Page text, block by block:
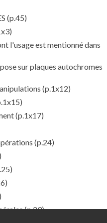
(p.45)
l'usage est mentionné dans
sur plaques autochromes
(p.1x12)
(p.1x17)
(p.24)
(p.29)